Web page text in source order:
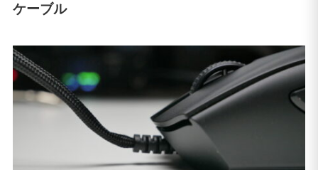
ケーブル